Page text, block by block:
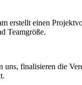
erstellt einen
Teamgröße.
uns, finalisieren die